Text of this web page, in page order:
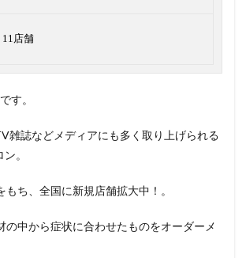
11店舗
す。
雑誌などメディアにも多く取り上げられる
。
もち、全国に新規店舗拡大中！。
の中から症状に合わせたものをオーダーメ